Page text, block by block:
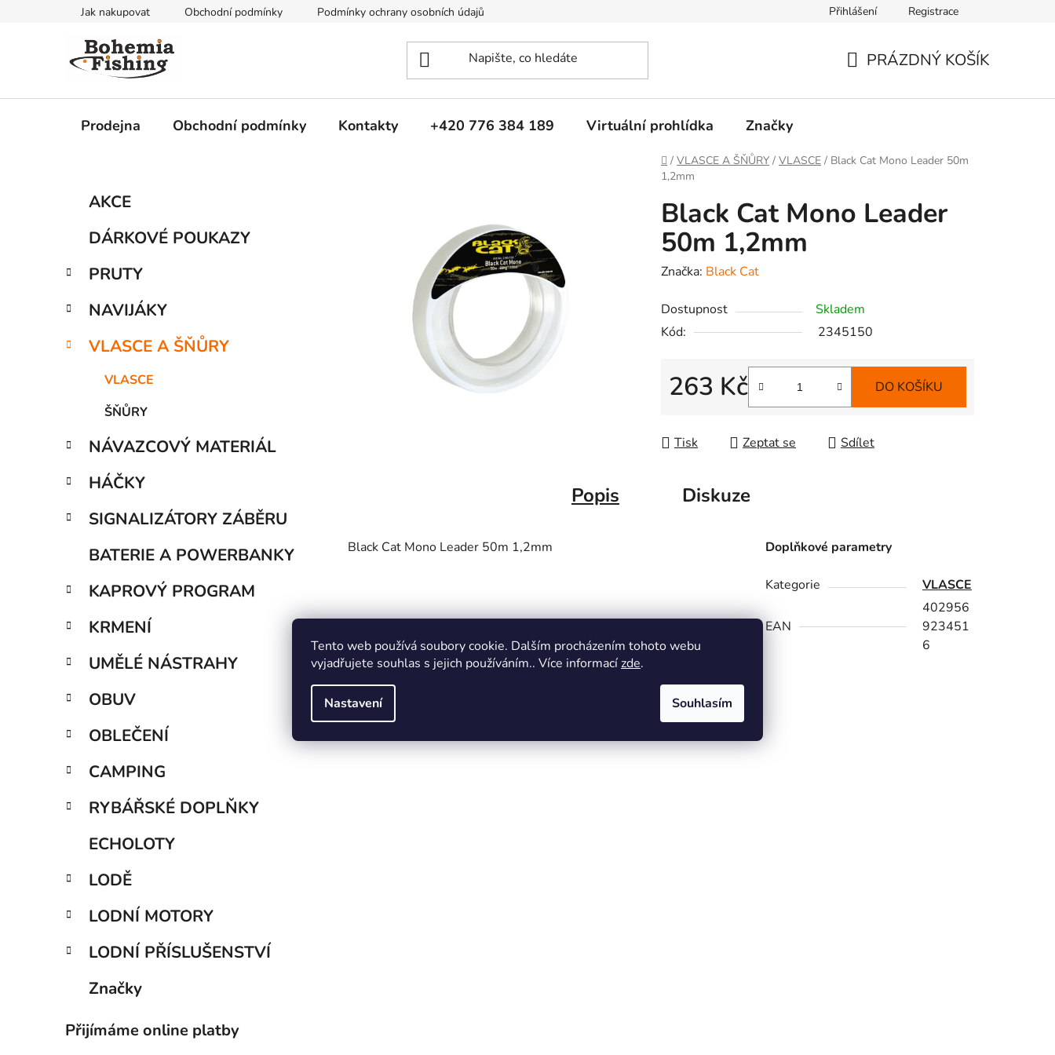
Tento web používá soubory cookie. Dalším procházením tohoto webu
vyjadřujete souhlas s jejich používáním.. Více informacízde.
Nastavení Souhlasím
Jak nakupovat Obchodní podmínky Podmínky ochrany osobních údajů Přihlášení Registrace
PRÁZDNÝ KOŠÍK
Prodejna Obchodní podmínky Kontakty +420 776 384 189 Virtuální prohlídka Značky
Domů
/ VLASCE A ŠŇŮRY / VLASCE / Black Cat Mono Leader 50m
1,2mm
r
n
n
í
e
Přeskočit
kategorie
o
i
AKCE
DÁRKOVÉ POUKAZY
PRUTY
NAVIJÁKY
VLASCE A ŠŇŮRY
VLASCE
ŠŇŮRY
NÁVAZCOVÝ MATERIÁL
HÁČKY
SIGNALIZÁTORY ZÁBĚRU
BATERIE A POWERBANKY
KAPROVÝ PROGRAM
KRMENÍ
UMĚLÉ NÁSTRAHY
OBUV
OBLEČENÍ
CAMPING
RYBÁŘSKÉ DOPLŇKY
ECHOLOTY
LODĚ
LODNÍ MOTORY
LODNÍ PŘÍSLUŠENSTVÍ
Značky
Přijímáme online platby
Black Cat Mono Leader
50m 1,2mm
Značka: Black Cat
Dostupnost
Skladem
Kód:
2345150
263 Kč DO KOŠÍKU
Tisk Zeptat se Sdílet
Popis Diskuze
Black Cat Mono Leader 50m 1,2mm Doplňkové parametry
Kategorie VLASCE
EAN
402956
923451
6